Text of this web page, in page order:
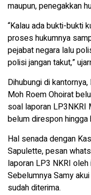
maupun, penegakkan
“Kalau ada bukti-bukti
proses hukumnya
pejabat negara lalu
polisi jangan takut,”
Dihubungi di
Moh Roem Ohoirat
soal laporan LP3NKRI
belum direspon hingga
Hal senada dengan
Sapulette, pesan
laporan LP3 NKRI
Sebelumnya Samy
sudah diterima.